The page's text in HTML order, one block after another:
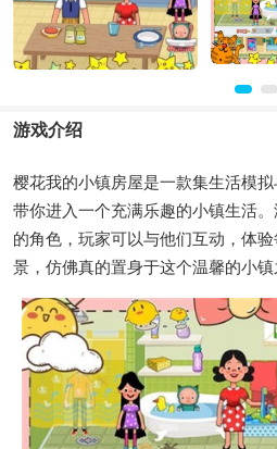
游戏介绍
樱花我的小镇房屋是一款集生活模拟
带你进入一个充满乐趣的小镇生活
的角色，玩家可以与他们互动，体
景，仿佛真的置身于这个温馨的小镇